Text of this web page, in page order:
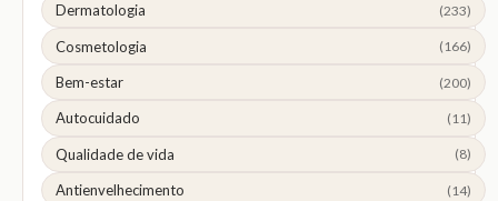
Dermatologia (233)
Cosmetologia (166)
Bem-estar (200)
Autocuidado (11)
Qualidade de vida (8)
Antienvelhecimento (14)